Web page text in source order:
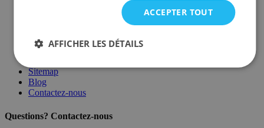
Conditions générales
Mentions légales
Sitemap
Blog
Contactez-nous
Questions? Contactez-nous
ACCEPTER TOUT
AFFICHER LES DÉTAILS